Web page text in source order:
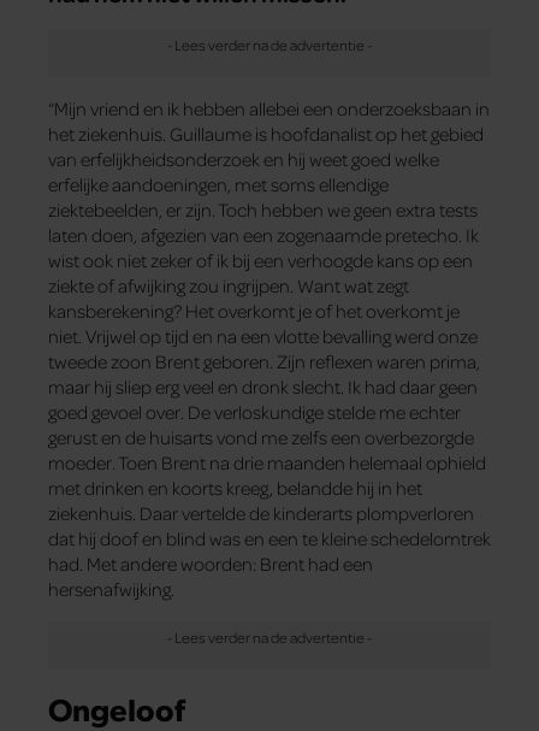
“Mijn vriend en ik hebben allebei een onderzoeksbaan in
het ziekenhuis. Guillaume is hoofdanalist op het gebied
van erfelijkheidsonderzoek en hij weet goed welke
erfelijke aandoeningen, met soms ellendige
ziektebeelden, er zijn. Toch hebben we geen extra tests
laten doen, afgezien van een zogenaamde pretecho. Ik
wist ook niet zeker of ik bij een verhoogde kans op een
ziekte of afwijking zou ingrijpen. Want wat zegt
kansberekening? Het overkomt je of het overkomt je
niet. Vrijwel op tijd en na een vlotte bevalling werd onze
tweede zoon Brent geboren. Zijn reflexen waren prima,
maar hij sliep erg veel en dronk slecht. Ik had daar geen
goed gevoel over. De verloskundige stelde me echter
gerust en de huisarts vond me zelfs een overbezorgde
moeder. Toen Brent na drie maanden helemaal ophield
met drinken en koorts kreeg, belandde hij in het
ziekenhuis. Daar vertelde de kinderarts plompverloren
dat hij doof en blind was en een te kleine schedelomtrek
had. Met andere woorden: Brent had een
hersenafwijking.
Ongeloof